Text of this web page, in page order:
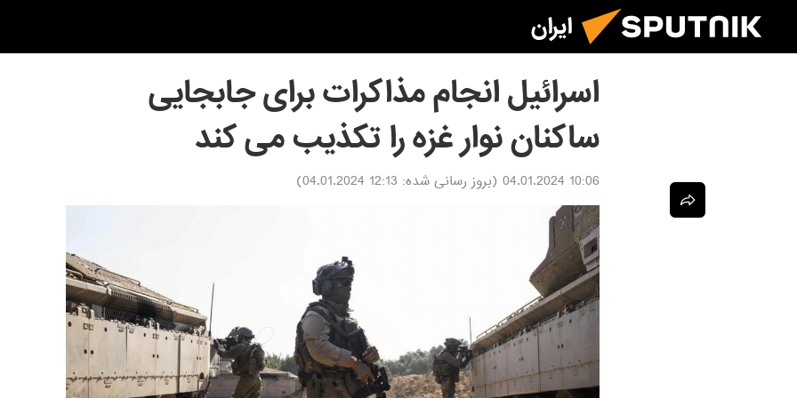
ایران
اسرائیل انجام مذاکرات برای جابجایی
ساکنان نوار غزه را تکذیب می کند
10:06 04.01.2024 (بروز رسانی شده: 12:13 04.01.2024
)